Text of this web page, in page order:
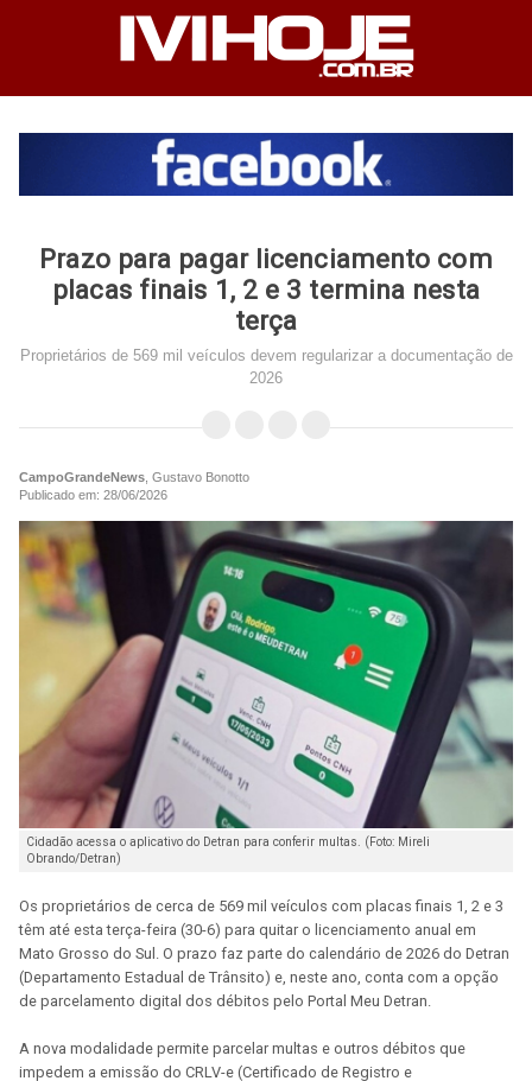
Prazo para pagar licenciamento com
placas finais 1, 2 e 3 termina nesta
terça
Proprietários de 569 mil veículos devem regularizar a documentação de
2026
CampoGrandeNews , Gustavo Bonotto
Publicado em: 28/06/2026
Cidadão acessa o aplicativo do Detran para conferir multas. (Foto: Mireli
Obrando/Detran)
Os proprietários de cerca de 569 mil veículos com placas finais 1, 2 e 3
têm até esta terça-feira (30-6) para quitar o licenciamento anual em
Mato Grosso do Sul. O prazo faz parte do calendário de 2026 do Detran
(Departamento Estadual de Trânsito) e, neste ano, conta com a opção
de parcelamento digital dos débitos pelo Portal Meu Detran.
A nova modalidade permite parcelar multas e outros débitos que
impedem a emissão do CRLV-e (Certificado de Registro e